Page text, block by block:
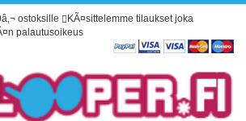
ostoksille
KÃ¤sittelemme tilaukset joka
palautusoikeus